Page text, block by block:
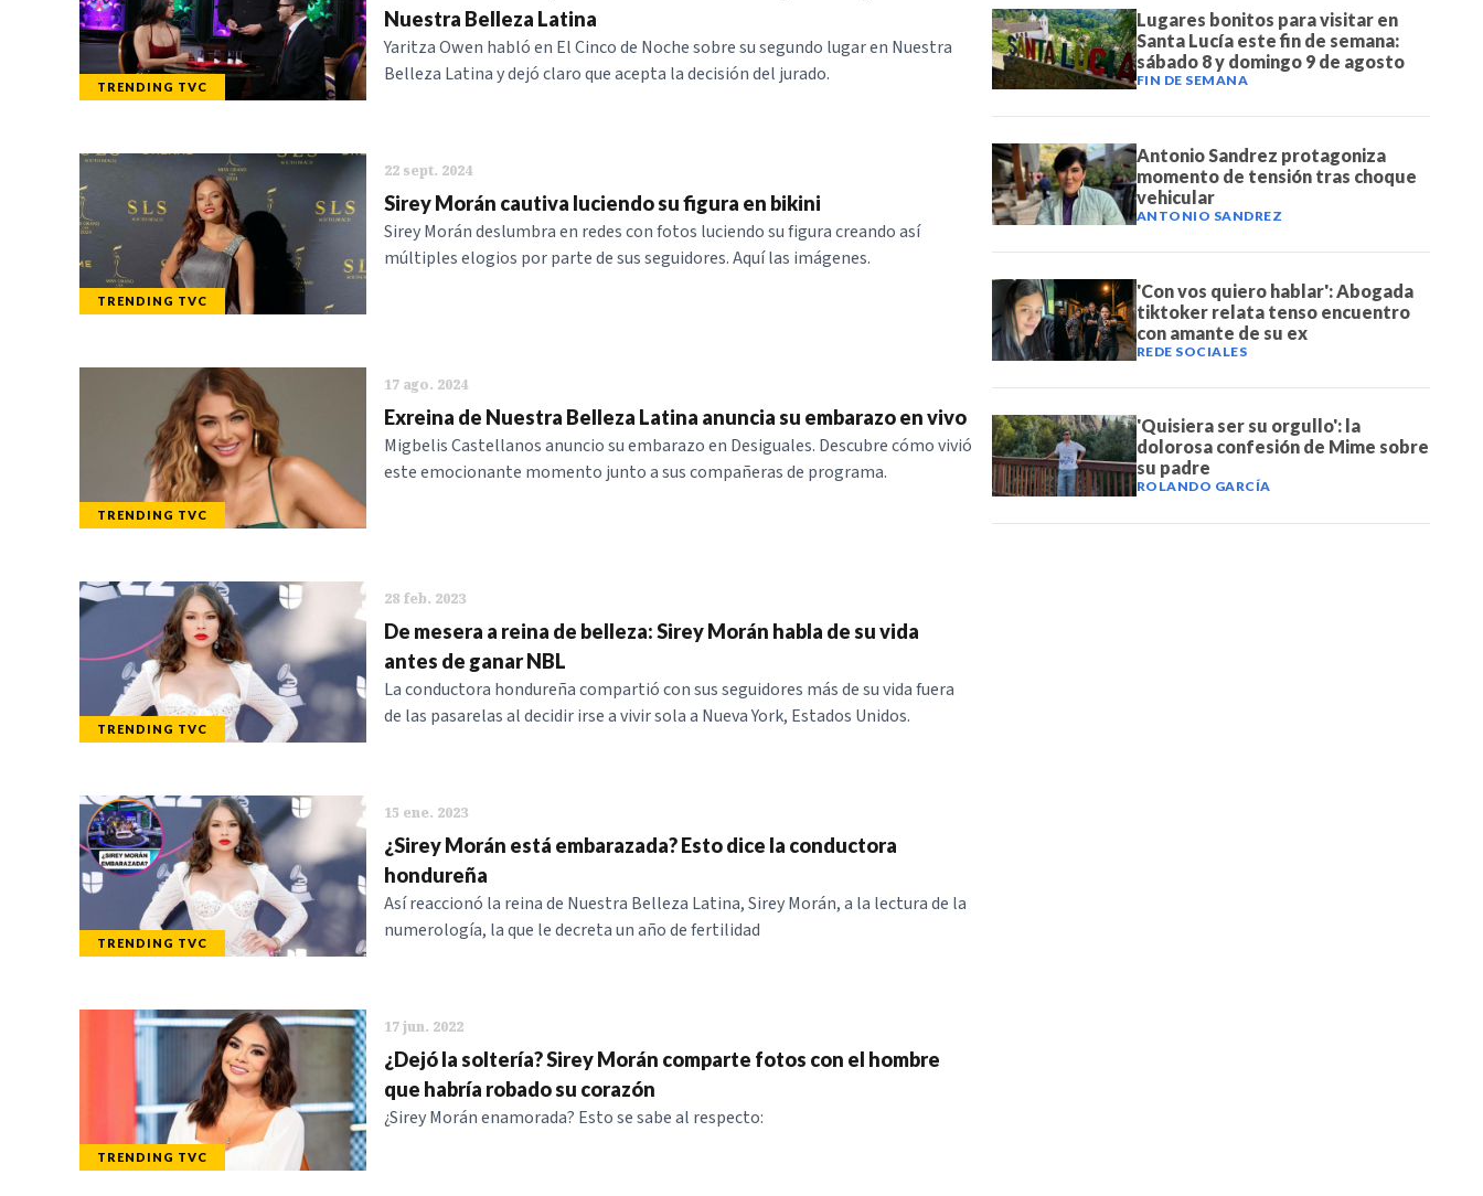
TRENDING TVC
Nuestra Belleza Latina
Yaritza Owen habló en El Cinco de Noche sobre su segundo lugar en Nuestra
Belleza Latina y dejó claro que acepta la decisión del jurado.
TRENDING TVC
22 sept. 2024
Sirey Morán cautiva luciendo su figura en bikini
Sirey Morán deslumbra en redes con fotos luciendo su figura creando así
múltiples elogios por parte de sus seguidores. Aquí las imágenes.
TRENDING TVC
17 ago. 2024
Exreina de Nuestra Belleza Latina anuncia su embarazo en vivo
Migbelis Castellanos anuncio su embarazo en Desiguales. Descubre cómo vivió
este emocionante momento junto a sus compañeras de programa.
TRENDING TVC
28 feb. 2023
De mesera a reina de belleza: Sirey Morán habla de su vida
antes de ganar NBL
La conductora hondureña compartió con sus seguidores más de su vida fuera
de las pasarelas al decidir irse a vivir sola a Nueva York, Estados Unidos.
TRENDING TVC
15 ene. 2023
¿Sirey Morán está embarazada? Esto dice la conductora
hondureña
Así reaccionó la reina de Nuestra Belleza Latina, Sirey Morán, a la lectura de la
numerología, la que le decreta un año de fertilidad
TRENDING TVC
17 jun. 2022
¿Dejó la soltería? Sirey Morán comparte fotos con el hombre
que habría robado su corazón
¿Sirey Morán enamorada? Esto se sabe al respecto:
Lugares bonitos para visitar en
Santa Lucía este fin de semana:
sábado 8 y domingo 9 de agosto
FIN DE SEMANA
Antonio Sandrez protagoniza
momento de tensión tras choque
vehicular
ANTONIO SANDREZ
'Con vos quiero hablar': Abogada
tiktoker relata tenso encuentro
con amante de su ex
REDE SOCIALES
'Quisiera ser su orgullo': la
dolorosa confesión de Mime sobre
su padre
ROLANDO GARCÍA